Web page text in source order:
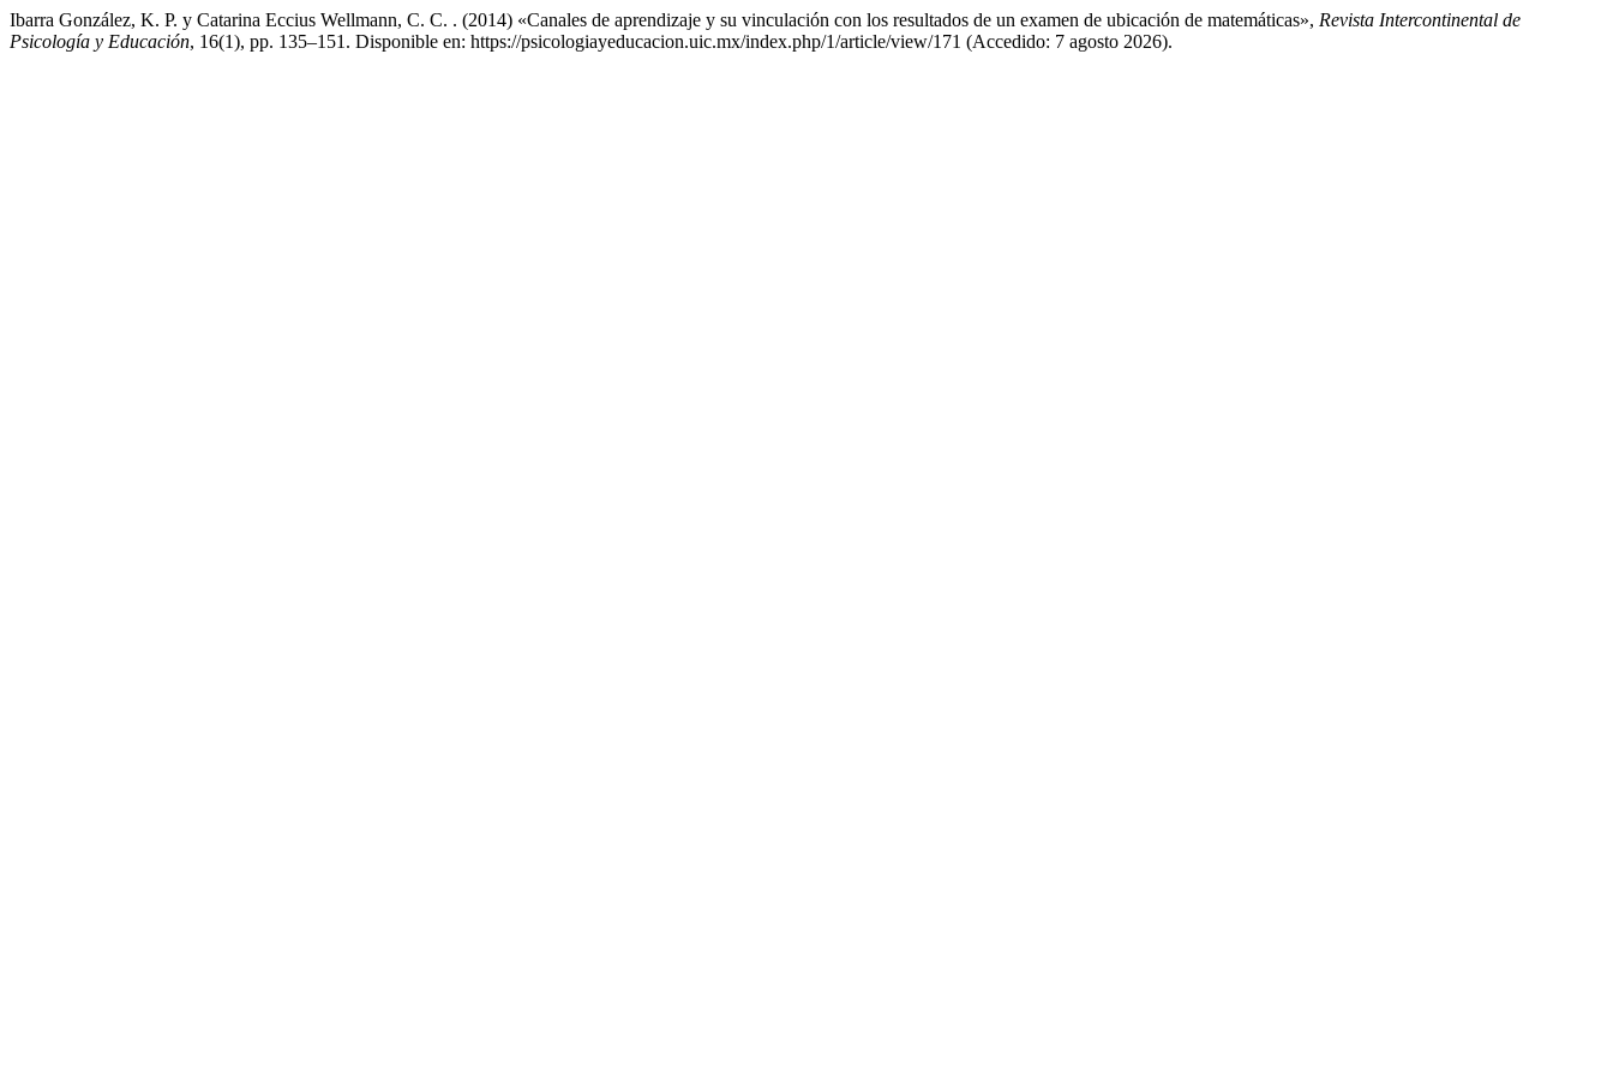
Ibarra González, K. P. y Catarina Eccius Wellmann, C. C. . (2014) «Canales de aprendizaje y su vinculación con los resultados de un examen de ubicación de matemáticas», Revista Intercontinental de
Psicología y Educación, 16(1), pp. 135–151. Disponible en: https://psicologiayeducacion.uic.mx/index.php/1/article/view/171 (Accedido: 7 agosto 2026).